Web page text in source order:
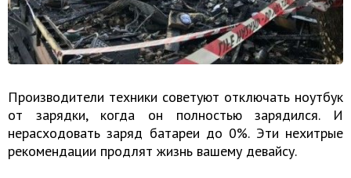
Производители техники советуют отключать ноутбук
от зарядки, когда он полностью зарядился. И
нерасходовать заряд батареи до 0%. Эти нехитрые
рекомендации продлят жизнь вашему девайсу.